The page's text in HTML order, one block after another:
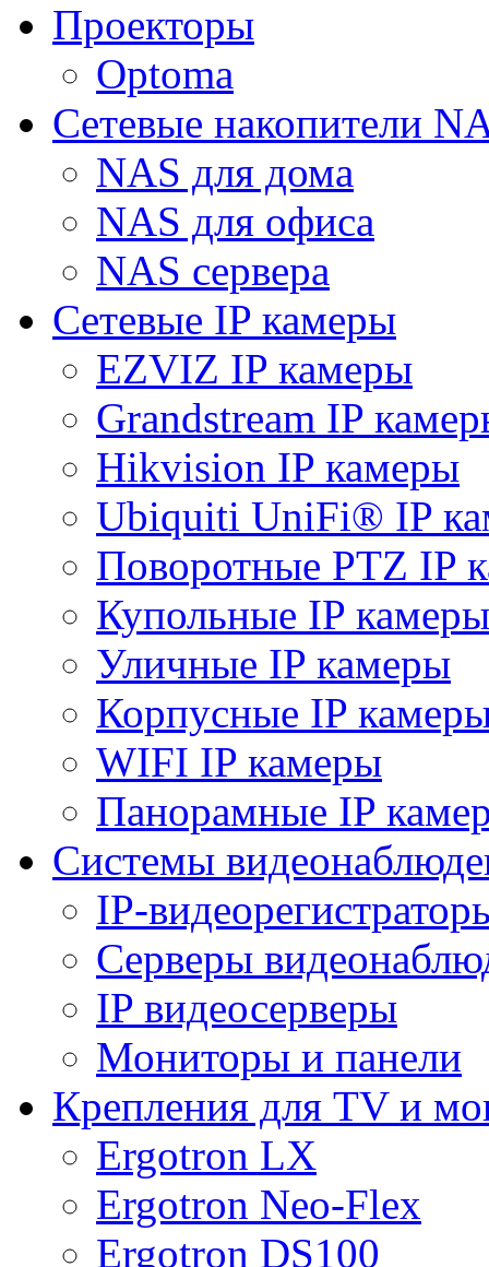
Проекторы
Optoma
Сетевые накопители
NAS для дома
NAS для офиса
NAS сервера
Сетевые IP камеры
EZVIZ IP камеры
Grandstream IP
Hikvision IP камеры
Ubiquiti UniFi® IP
Поворотные PTZ IP
Купольные IP камеры
Уличные IP камеры
Корпусные IP
WIFI IP камеры
Панорамные IP
Системы
IP-
Серверы
IP видеосерверы
Мониторы и панели
Крепления для TV и
Ergotron LX
Ergotron Neo-Flex
Ergotron DS100